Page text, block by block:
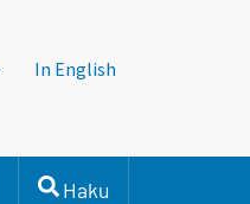
In English
Haku